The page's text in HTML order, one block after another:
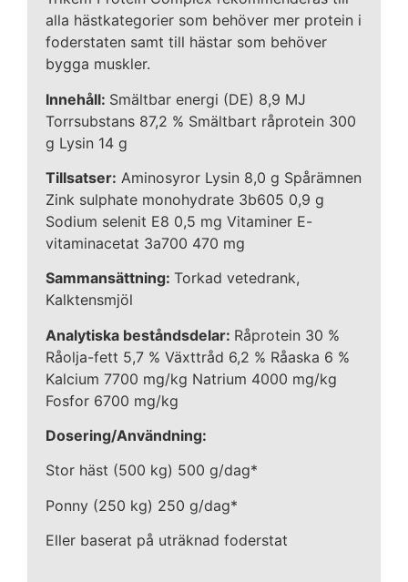
alla hästkategorier som behöver mer protein i
foderstaten samt till hästar som behöver
bygga muskler.
Innehåll: Smältbar energi (DE) 8,9 MJ
Torrsubstans 87,2 % Smältbart råprotein 300
g Lysin 14 g
Tillsatser: Aminosyror Lysin 8,0 g Spårämnen
Zink sulphate monohydrate 3b605 0,9 g
Sodium selenit E8 0,5 mg Vitaminer E-
vitaminacetat 3a700 470 mg
Sammansättning: Torkad vetedrank,
Kalktensmjöl
Analytiska beståndsdelar: Råprotein 30 %
Råolja-fett 5,7 % Växttråd 6,2 % Råaska 6 %
Kalcium 7700 mg/kg Natrium 4000 mg/kg
Fosfor 6700 mg/kg
Dosering/Användning:
Stor häst (500 kg) 500 g/dag*
Ponny (250 kg) 250 g/dag*
Eller baserat på uträknad foderstat